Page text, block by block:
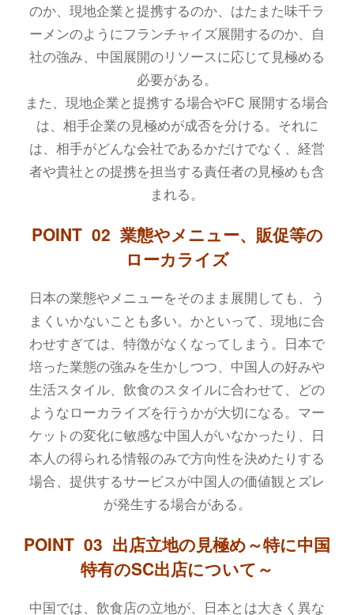
のか、現地企業と提携するのか、はたまた味千ラ
ーメンのようにフランチャイズ展開するのか、自
社の強み、中国展開のリソースに応じて見極める
必要がある。
また、現地企業と提携する場合やFC 展開する場合
は、相手企業の見極めが成否を分ける。それに
は、相手がどんな会社であるかだけでなく、経営
者や貴社との提携を担当する責任者の見極めも含
まれる。
POINT 02 業態やメニュー、販促等の
ローカライズ
日本の業態やメニューをそのまま展開しても、う
まくいかないことも多い。かといって、現地に合
わせすぎては、特徴がなくなってしまう。日本で
培った業態の強みを生かしつつ、中国人の好みや
生活スタイル、飲食のスタイルに合わせて、どの
ようなローカライズを行うかが大切になる。マー
ケットの変化に敏感な中国人がいなかったり、日
本人の得られる情報のみで方向性を決めたりする
場合、提供するサービスが中国人の価値観とズレ
が発生する場合がある。
POINT 03 出店立地の見極め～特に中国
特有のSC出店について～
中国では、飲食店の立地が、日本とは大きく異な